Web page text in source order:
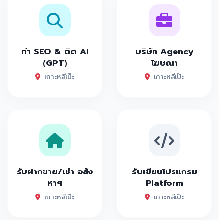
ทำ SEO & ติด AI
(GPT)
เกาะหลีเป๊ะ
บริษัท Agency
โฆษณา
เกาะหลีเป๊ะ
รับฝากขาย/เช่า อสัง
หาฯ
เกาะหลีเป๊ะ
รับเขียนโปรแกรม
Platform
เกาะหลีเป๊ะ